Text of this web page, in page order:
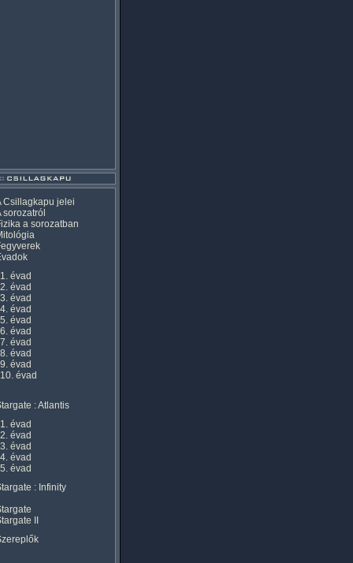
Csillagkapu jelei
sorozatról
a sorozatban
1. évad
2. évad
3. évad
4. évad
5. évad
6. évad
7. évad
8. évad
9. évad
10. évad
: Atlantis
1. évad
2. évad
3. évad
4. évad
5. évad
: Infinity
II